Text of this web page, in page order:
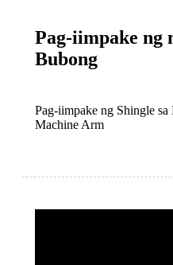
Pag-iimpake ng
Bubong
Pag-iimpake ng Shingle
Machine Arm